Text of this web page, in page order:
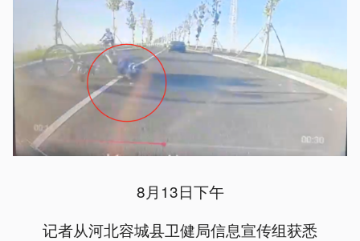
8月13日下午
记者从河北容城县卫健局信息宣传组获悉